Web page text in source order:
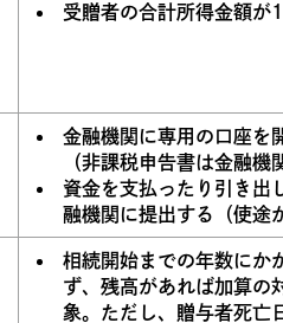
受贈者の合計所得金額が
金融機関に専用の口座を
（非課税申告書は金融機
資金を支払ったり引き出
融機関に提出する（使途
相続開始までの年数にか
ず、残高があれば加算の
象。ただし、贈与者死亡